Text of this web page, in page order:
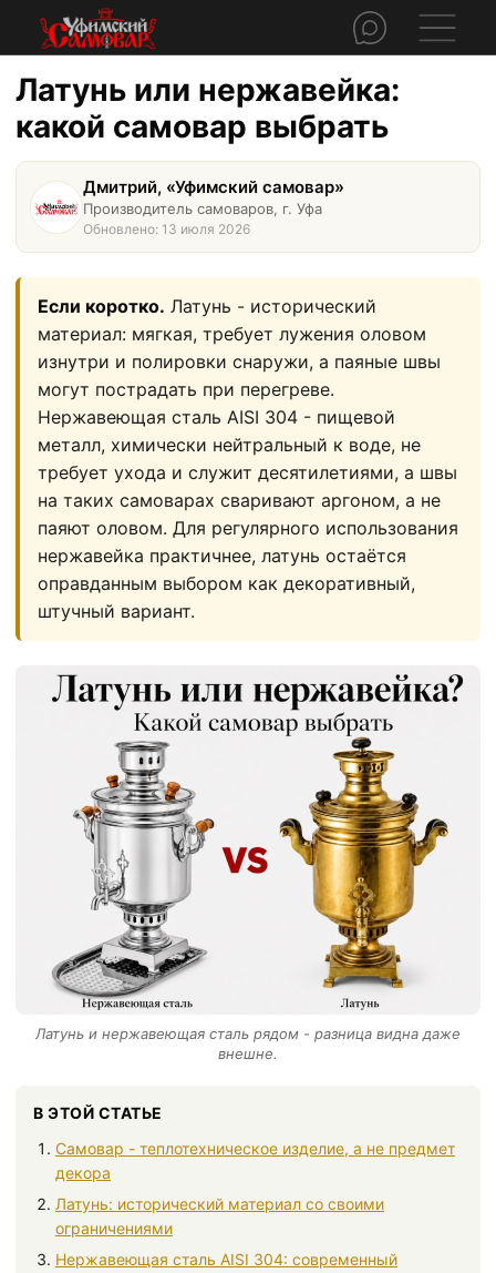
Латунь или нержавейка:
какой самовар выбрать
Дмитрий, «Уфимский самовар»
Производитель самоваров, г. Уфа
Обновлено: 13 июля 2026
Если коротко. Латунь - исторический
материал: мягкая, требует лужения оловом
изнутри и полировки снаружи, а паяные швы
могут пострадать при перегреве.
Нержавеющая сталь AISI 304 - пищевой
металл, химически нейтральный к воде, не
требует ухода и служит десятилетиями, а швы
на таких самоварах сваривают аргоном, а не
паяют оловом. Для регулярного использования
нержавейка практичнее, латунь остаётся
оправданным выбором как декоративный,
штучный вариант.
Латунь и нержавеющая сталь рядом - разница видна даже
внешне.
В ЭТОЙ СТАТЬЕ
Самовар - теплотехническое изделие, а не предмет
декора
Латунь: исторический материал со своими
ограничениями
Нержавеющая сталь AISI 304: современный